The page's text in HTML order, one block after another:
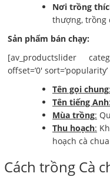
Nơi trồng
thượng, trồng
Sản phẩm bán chạy:
[av_productslider
offset=’0′
Tên gọi chung:
Tên tiếng Anh:
Mùa trồng:
Thu hoạch:
hoạch cà
Cách trồng Cà